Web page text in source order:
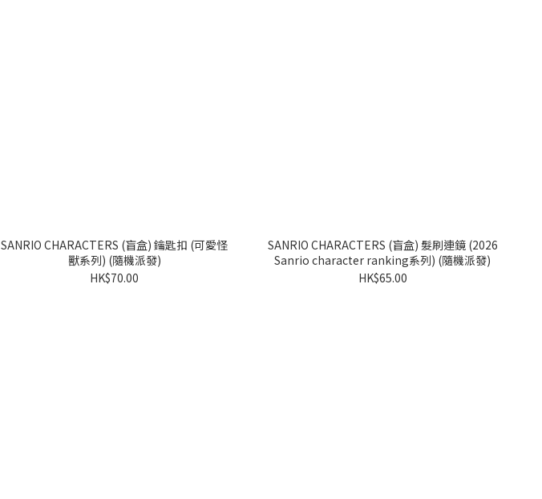
SANRIO CHARACTERS (盲盒) 鑰匙扣 (可愛怪
獸系列) (隨機派發)
HK$70.00
SANRIO CHARACTERS (盲盒) 髮刷連鏡 (2026
Sanrio character ranking系列) (隨機派發)
HK$65.00